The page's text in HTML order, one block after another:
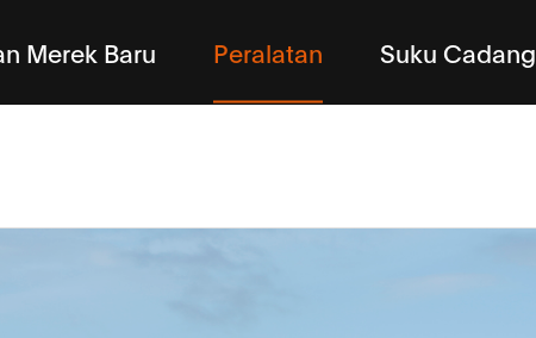
Merek Baru Peralatan Suku Cadang